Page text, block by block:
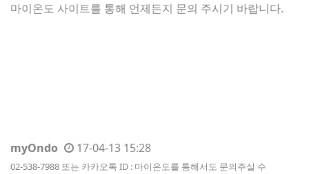
마이온도 사이트를 통해 언제든지 문의 주시기 바랍니다.
myOndo 17-04-13 15:28
02-538-7988 또는 카카오톡 ID : 마이온도를 통해서도 문의주실 수